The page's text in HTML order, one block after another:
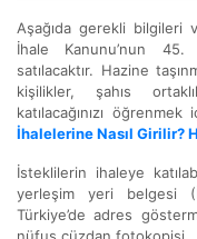
Aşağıda gerekli bilgileri
İhale Kanunu’nun
satılacaktır. Hazine
kişilikler, şahıs
katılacağınızı
İhalelerine Nasıl Girilir?
İsteklilerin ihaleye
yerleşim yeri belgesi
Türkiye’de adres